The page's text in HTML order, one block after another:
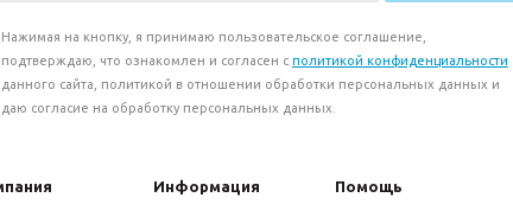
Нажимая на кнопку, я принимаю пользовательское соглашение,
подтверждаю, что ознакомлен и согласен с политикой конфиденциальности
данного сайта, политикой в отношении обработки персональных данных и
даю согласие на обработку персональных данных.
Информация Помощь